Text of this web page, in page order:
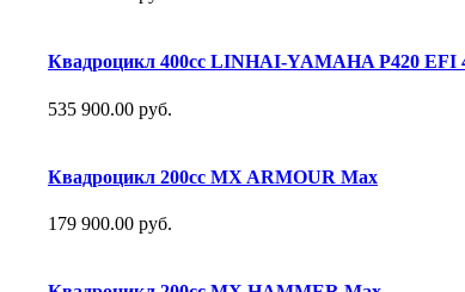
Квадроцикл 400сс LINHAI-YAMAHA P420
535 900.00 руб.
Квадроцикл 200сс MX ARMOUR Max
179 900.00 руб.